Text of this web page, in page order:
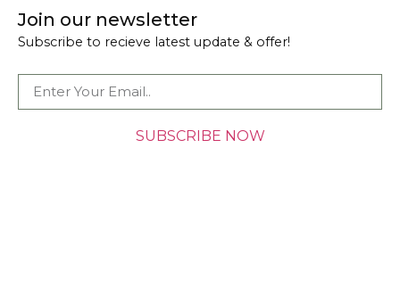
Join our newsletter
Subscribe to recieve latest update & offer!
SUBSCRIBE NOW